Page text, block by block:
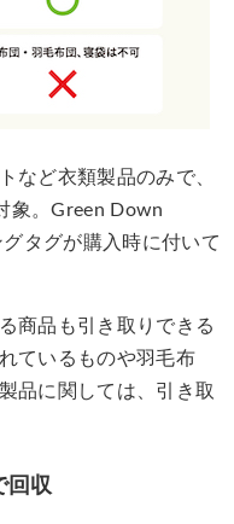
など衣類製品のみで、
象。Green Down
タグが購入時に付いて
商品も引き取りできる
ているものや羽毛布
品に関しては、引き取
回収